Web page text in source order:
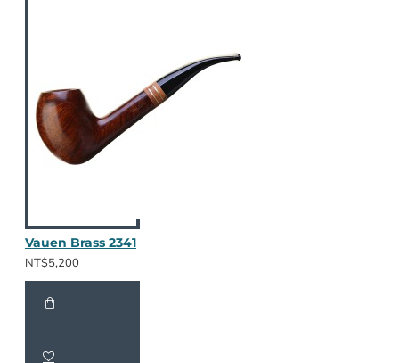
Vauen Brass 2341
NT$5,200